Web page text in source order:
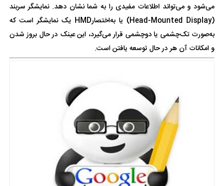
می‌شود و می‌تواند اطلاعات مفیدی را به شما نشان دهد. نمایشگر سربند
(Head-Mounted Display) یا به‌اختصارHMD یک نمایشگر است که
به‌صورت تک‌چشمی یا دوچشمی قرار می‌گیرد، این عینک در حال بروز شدن
و امکانات آن هر در حال توسعه یافتن است.